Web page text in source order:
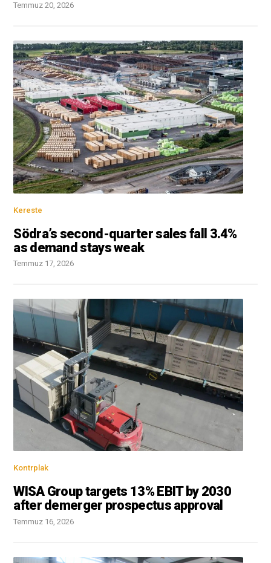
Temmuz 20, 2026
Kereste
Södra’s second-quarter sales fall 3.4%
as demand stays weak
Temmuz 17, 2026
Kontrplak
WISA Group targets 13% EBIT by 2030
after demerger prospectus approval
Temmuz 16, 2026